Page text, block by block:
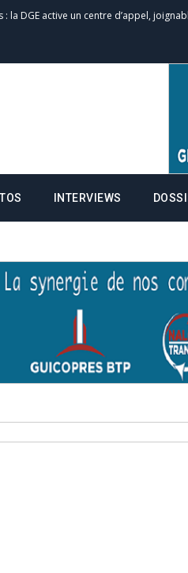
scrutin du 31 mai : fin des campagnes
relatif à la délivrance de la fiche
des membres des Commissions
Votes (CACV) à une prestation de
: désignez vos représentants aux
scrutin du 31 mai : retrait des cartes
de bureaux de vote : vos
à 16h
et communales : ce 4 juin à 18h
INTERVIEWS